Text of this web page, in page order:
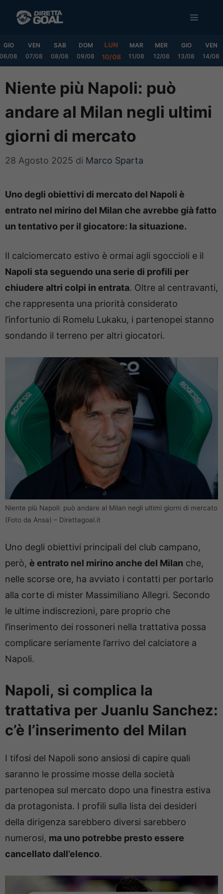
MENU
GIO
06/08
VEN
07/08
SAB
08/08
DOM
09/08
LUN
10/08
MAR
11/08
MER
12/08
GIO
13/08
VEN
14/08
Niente più Napoli: può
andare al Milan negli ultimi
giorni di mercato
28 Agosto 2025 di Marco Sparta
Uno degli obiettivi di mercato del Napoli è
entrato nel mirino del Milan che avrebbe già fatto
un tentativo per il giocatore: la situazione.
Il calciomercato estivo è ormai agli sgoccioli e il
Napoli sta seguendo una serie di profili per
chiudere altri colpi in entrata. Oltre al centravanti,
che rappresenta una priorità considerato
l’infortunio di Romelu Lukaku, i partenopei stanno
sondando il terreno per altri giocatori.
Niente più Napoli: può andare al Milan negli ultimi giorni di mercato
(Foto da Ansa) – Direttagoal.it
Uno degli obiettivi principali del club campano,
però, è entrato nel mirino anche del Milan che,
nelle scorse ore, ha avviato i contatti per portarlo
alla corte di mister Massimiliano Allegri. Secondo
le ultime indiscrezioni, pare proprio che
l’inserimento dei rossoneri nella trattativa possa
complicare seriamente l’arrivo del calciatore a
Napoli.
Napoli, si complica la
trattativa per Juanlu Sanchez:
c’è l’inserimento del Milan
I tifosi del Napoli sono ansiosi di capire quali
saranno le prossime mosse della società
partenopea sul mercato dopo una finestra estiva
da protagonista. I profili sulla lista dei desideri
della dirigenza sarebbero diversi sarebbero
numerosi, ma uno potrebbe presto essere
cancellato dall’elenco.